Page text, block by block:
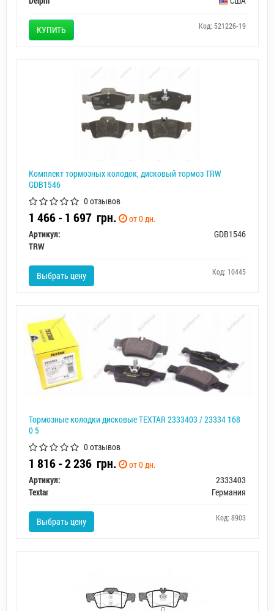
КУПИТЬ Код: 521226-19
Комплект тормозных колодок, дисковый тормоз TRW
GDB1546
0 отзывов
1 466 - 1 697 грн.
от 0 дн.
Артикул:
GDB1546
TRW
Выбрать цену Код: 10445
Тормозные колодки дисковые TEXTAR 2333403 / 23334 168
0 5
0 отзывов
1 816 - 2 236 грн.
от 0 дн.
Артикул:
2333403
Textar
Германия
Выбрать цену Код: 8903